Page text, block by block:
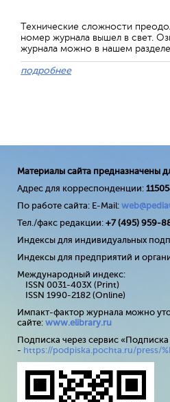
Технические сложности
номер журнала вышел в свет.
журнала можно в нашем
подробнее
Материалы сайта предназначены
Адрес для корреспонденции:
По работе сайта: E-Mail:
Тел./факс редакции: +7 (495) 959-
Индексы для индивидуальных
Индексы для предприятий и
Международный индекс:
ISSN 0031-403X (Print)
ISSN 1990-2182 (Online)
Импакт-фактор журнала можно
сайте: www.elibrary.ru
Подписка через сервис
- https://podpiska.pochta.ru/press/